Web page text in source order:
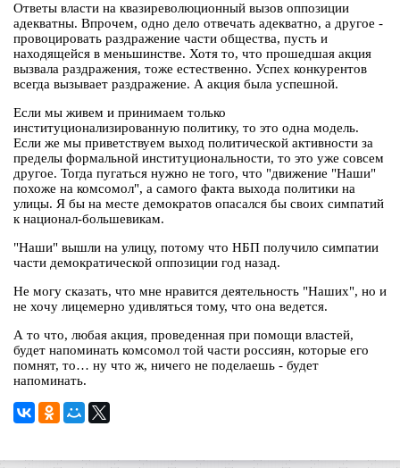
Ответы власти на квазиреволюционный вызов оппозиции
адекватны. Впрочем, одно дело отвечать адекватно, а другое -
провоцировать раздражение части общества, пусть и
находящейся в меньшинстве. Хотя то, что прошедшая акция
вызвала раздражения, тоже естественно. Успех конкурентов
всегда вызывает раздражение. А акция была успешной.
Если мы живем и принимаем только
институционализированную политику, то это одна модель.
Если же мы приветствуем выход политической активности за
пределы формальной институциональности, то это уже совсем
другое. Тогда пугаться нужно не того, что "движение "Наши"
похоже на комсомол", а самого факта выхода политики на
улицы. Я бы на месте демократов опасался бы своих симпатий
к национал-большевикам.
"Наши" вышли на улицу, потому что НБП получило симпатии
части демократической оппозиции год назад.
Не могу сказать, что мне нравится деятельность "Наших", но и
не хочу лицемерно удивляться тому, что она ведется.
А то что, любая акция, проведенная при помощи властей,
будет напоминать комсомол той части россиян, которые его
помнят, то… ну что ж, ничего не поделаешь - будет
напоминать.